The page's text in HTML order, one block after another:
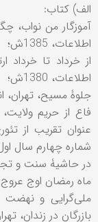
الف) کتاب:
آموزگار من نواب،
اطلاعات، 1385ش؛
اطلاعات، 1380ش؛
جلوۀ مسيح، تهران،
فاع از حريم
عنوان تقريب از
شماره چهارم سال اول،
در حاشيۀ سنت و تجدد،
ماه رمضان اوج عروج
ملی‌گرايی و نهضت
بازرگان در زندان،